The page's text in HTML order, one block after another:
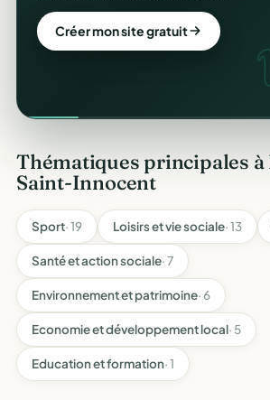
Créer mon site gratuit
Thématiques principales
Saint-Innocent
Sport· 19 Loisirs et vie sociale· 13
Santé et action sociale· 7
Environnement et patrimoine· 6
Economie et développement local· 5
Education et formation· 1